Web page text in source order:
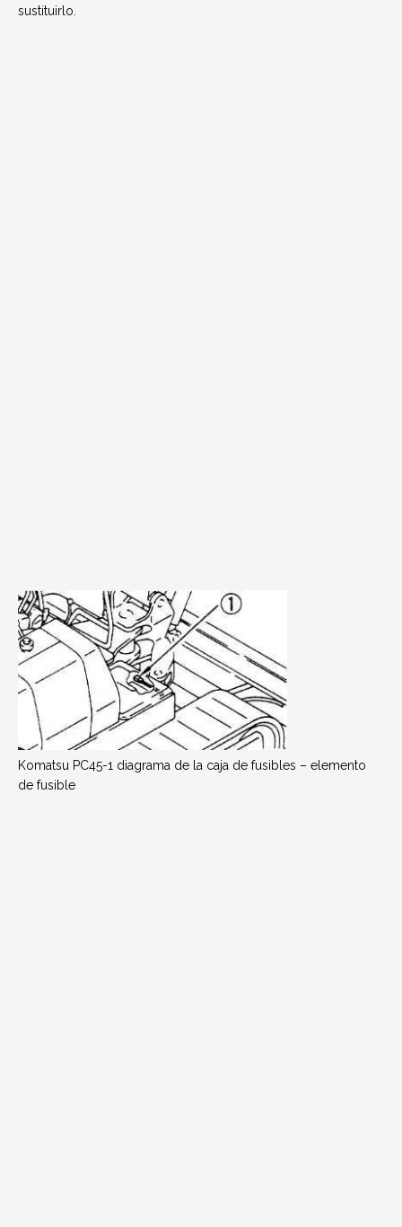
sustituirlo.
Komatsu PC45-1 diagrama de la caja de fusibles – elemento
de fusible